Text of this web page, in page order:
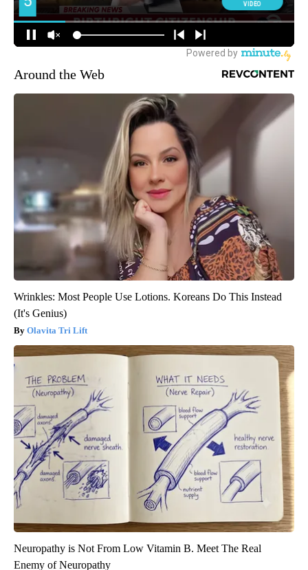
Around the Web
Wrinkles: Most People Use Lotions. Koreans Do This Instead
(It's Genius)
Olavita Tri Lift
Neuropathy is Not From Low Vitamin B. Meet The Real
Enemy of Neuropathy